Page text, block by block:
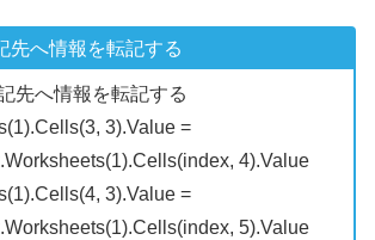
先へ情報を転記する
先へ情報を転記する
3).Value =
4).Value
3).Value =
5).Value